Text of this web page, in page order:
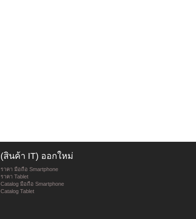
(สินค้า IT) ออกใหม่
ราคา มือถือ Smartphone
ราคา Tablet
Catalog มือถือ Smartphone
Catalog Tablet